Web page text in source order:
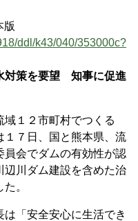
ddl/k43/040/353000c?
対策を要望 知事に促進
１２市町村でつくる
１７日、国と熊本県、流
員会でダムの有効性が認
辺川ダム建設を含めた治
。
「安全安心に生活でき